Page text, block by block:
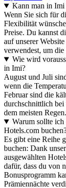
Kann man in Imi
Wenn Sie sich für
Flexibilität
Preise. Du kannst
auf unserer
verwendest, um
Wie wird
in Imi?
August und Juli
wenn die
Februar sind die
durchschnittlich
dem meisten Regen.
Warum sollte
Hotels.com
Es gibt eine Reihe
buchen: Dank
ausgewählten
dafür, dass du von
Bonusprogramm
Prämiennächte